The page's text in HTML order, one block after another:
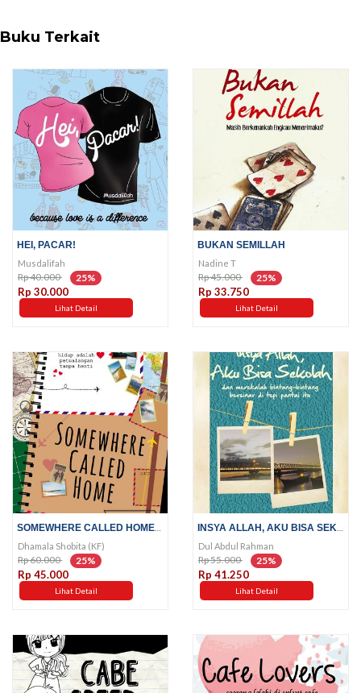
Buku Terkait
HEI, PACAR!
Musdalifah
Rp 40.000 25%
Rp 30.000
Lihat Detail
BUKAN SEMILLAH
Nadine T
Rp 45.000 25%
Rp 33.750
Lihat Detail
SOMEWHERE CALLED HOME; HIDUP...
Dhamala Shobita (KF)
Rp 60.000 25%
Rp 45.000
Lihat Detail
INSYA ALLAH, AKU BISA SEKOLAH;...
Dul Abdul Rahman
Rp 55.000 25%
Rp 41.250
Lihat Detail